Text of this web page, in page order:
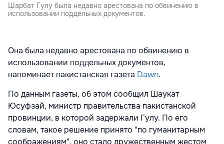
Шарбат Гулу была недавно арестована по обвинению в
использовании поддельных документов.
Она была недавно арестована по обвинению в
использовании поддельных документов,
напоминает пакистанская газета Dawn.
По данным газеты, об этом сообщил Шаукат
Юсуфзай, министр правительства пакистанской
провинции, в которой задержали Гулу. По его
словам, такое решение принято "по гуманитарным
соображениям", оно стало дружественным жестом